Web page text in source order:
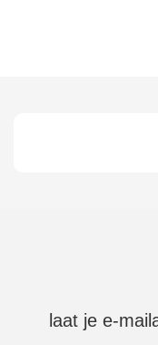
laat je e-